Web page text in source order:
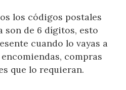
los códigos postales
son de 6 dígitos, esto
cuando lo vayas a
compras
que lo requieran.